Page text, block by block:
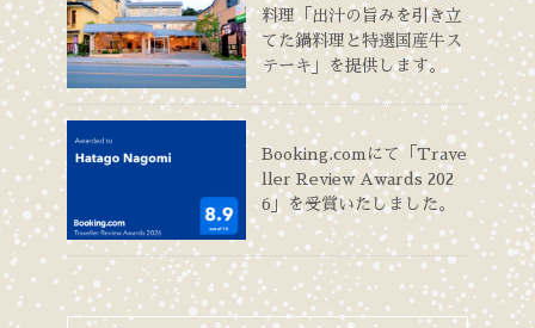
料理「出汁の旨みを引き立
てた鍋料理と特選国産牛ス
テーキ」を提供します。
Booking.comにて「Trave
ller Review Awards 202
6」を受賞いたしました。